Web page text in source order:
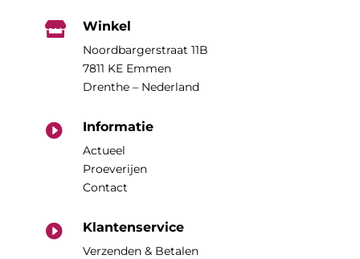
 Winkel
Noordbargerstraat 11B
7811 KE Emmen
Drenthe – Nederland
 Informatie
Actueel
Proeverijen
Contact
 Klantenservice
Verzenden & Betalen